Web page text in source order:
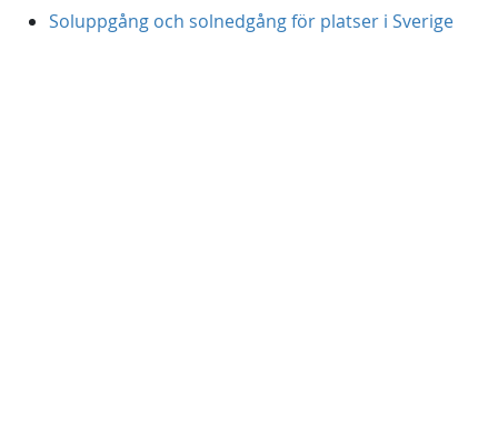
Soluppgång och solnedgång för platser i Sverige